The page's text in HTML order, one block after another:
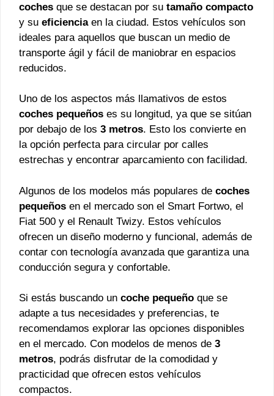
coches que se destacan por su tamaño compacto
y su eficienciaen la ciudad. Estos vehículos son
ideales para aquellos que buscan un medio de
transporte ágil y fácil de maniobrar en espacios
reducidos.
Uno de los aspectos más llamativos de estos
coches pequeños es su longitud, ya que se sitúan
por debajo de los 3 metros. Esto los convierte en
la opción perfecta para circular por calles
estrechas y encontrar aparcamiento con facilidad.
Algunos de los modelos más populares de coches
pequeños en el mercado son el Smart Fortwo, el
Fiat 500 y el Renault Twizy. Estos vehículos
ofrecen un diseño moderno y funcional, además de
contar con tecnología avanzada que garantiza una
conducción segura y confortable.
Si estás buscando un coche pequeño que se
adapte a tus necesidades y preferencias, te
recomendamos explorar las opciones disponibles
en el mercado. Con modelos de menos de 3
metros, podrás disfrutar de la comodidad y
practicidad que ofrecen estos vehículos
compactos.